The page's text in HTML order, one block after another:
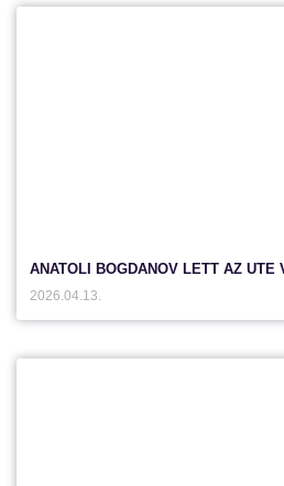
ANATOLI BOGDANOV LETT AZ UTE
2026.04.13.